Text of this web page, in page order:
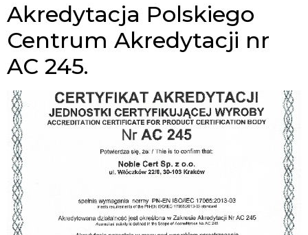
Akredytacja Polskiego
Centrum Akredytacji nr
AC 245.